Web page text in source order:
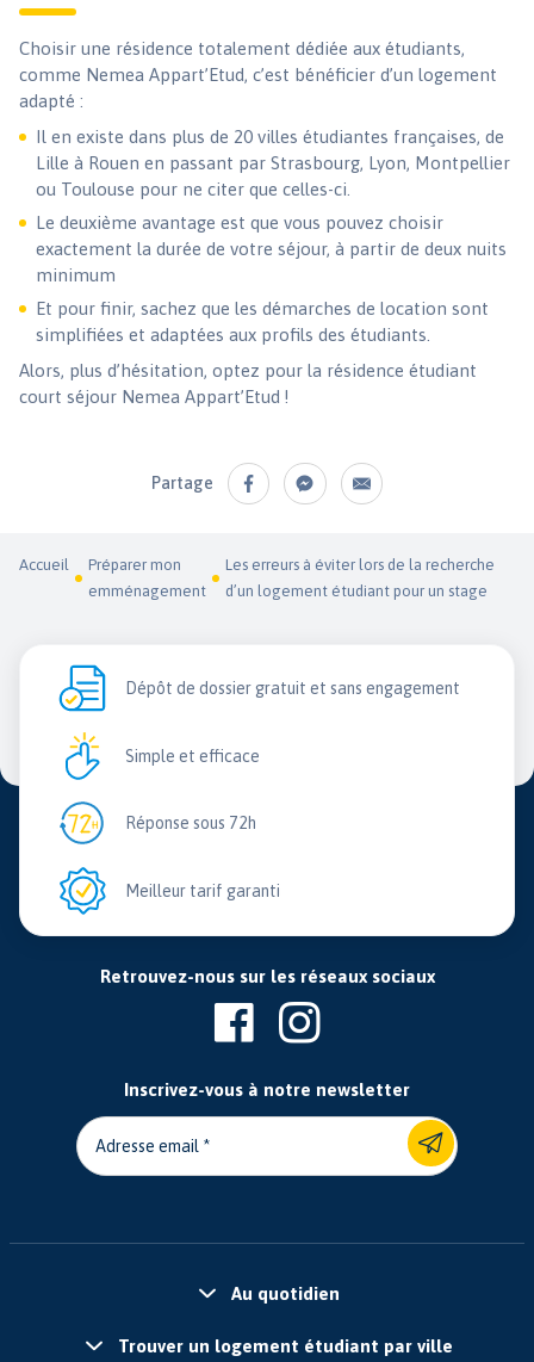
Accueil
Préparer mon
emménagement
Les erreurs à éviter lors de la recherche
d’un logement étudiant pour un stage
Partage
Choisir une résidence totalement dédiée aux étudiants,
comme Nemea Appart’Etud, c’est bénéficier d’un logement
adapté :
Il en existe dans plus de 20 villes étudiantes françaises, de
Lille à Rouen en passant par Strasbourg, Lyon, Montpellier
ou Toulouse pour ne citer que celles-ci.
Le deuxième avantage est que vous pouvez choisir
exactement la durée de votre séjour, à partir de deux nuits
minimum
Et pour finir, sachez que les démarches de location sont
simplifiées et adaptées aux profils des étudiants.
Alors, plus d’hésitation, optez pour la résidence étudiant
court séjour Nemea Appart’Etud !
Dépôt de dossier gratuit et sans engagement
Simple et efficace
Réponse sous 72h
Meilleur tarif garanti
Retrouvez-nous sur les réseaux sociaux
Inscrivez-vous à notre newsletter
Adresse email
Au quotidien
Trouver un logement étudiant par ville